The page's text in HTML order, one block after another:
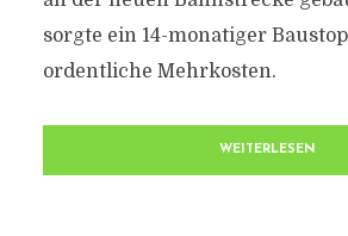
sorgte ein 14-monatiger
ordentliche Mehrkosten.
WEITERLESEN